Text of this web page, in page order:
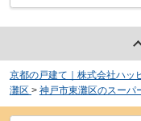
京都の戸建て｜株式会社ハッ
灘区 > 神戸市東灘区のスーパ